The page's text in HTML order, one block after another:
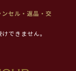
ンセル・返品・交
できません。